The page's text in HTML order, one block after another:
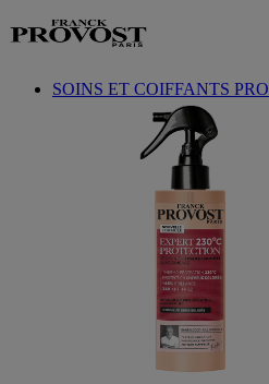
Aller au contenu
SOINS ET COIFFANTS